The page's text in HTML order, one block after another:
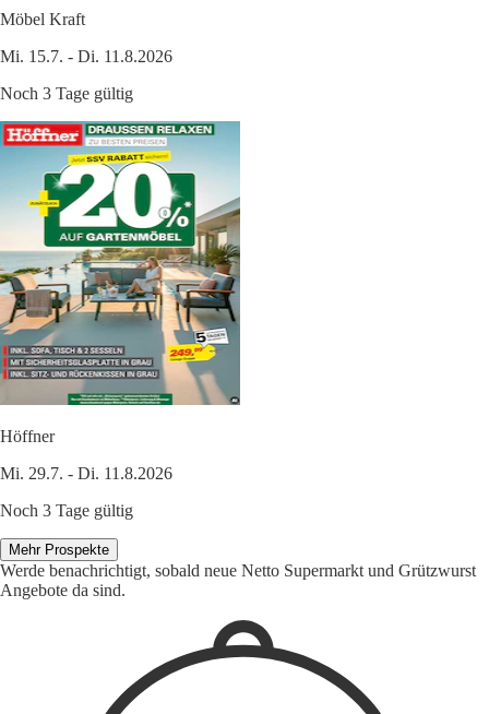
Möbel Kraft
Mi. 15.7. - Di. 11.8.2026
Noch 3 Tage gültig
Höffner
Mi. 29.7. - Di. 11.8.2026
Noch 3 Tage gültig
Mehr Prospekte
Werde benachrichtigt, sobald neue Netto Supermarkt und Grützwurst
Angebote da sind.